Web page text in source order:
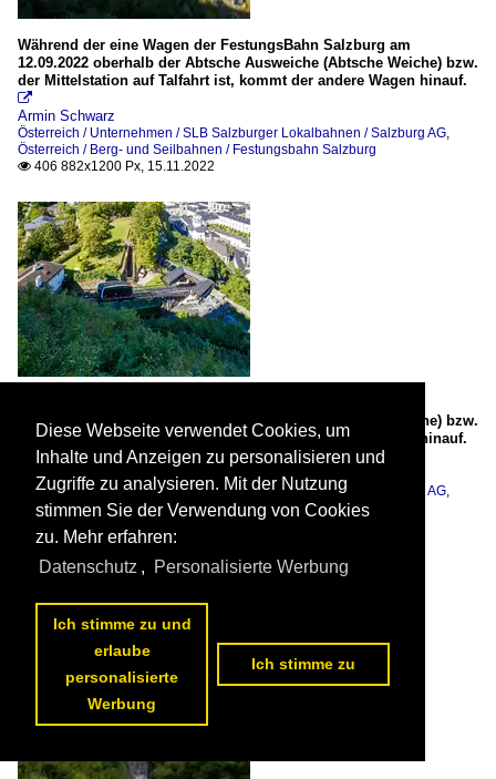
Während der eine Wagen der FestungsBahn Salzburg am
12.09.2022 oberhalb der Abtsche Ausweiche (Abtsche Weiche) bzw.
der Mittelstation auf Talfahrt ist, kommt der andere Wagen hinauf.

Armin Schwarz
Österreich / Unternehmen / SLB Salzburger Lokalbahnen / Salzburg AG,
Österreich / Berg- und Seilbahnen / Festungsbahn Salzburg
 406 882x1200 Px, 15.11.2022
12.09.2022 oberhalb der Abtsche Ausweiche (Abtsche Weiche) bzw.
der Mittelstation auf Talfahrt ist, kommt der andere Wagen hinauf.
Armin Schwarz
Österreich / Unternehmen / SLB Salzburger Lokalbahnen / Salzburg AG,
Österreich / Berg- und Seilbahnen / Festungsbahn Salzburg
Diese Webseite verwendet Cookies, um
Inhalte und Anzeigen zu personalisieren und
Zugriffe zu analysieren. Mit der Nutzung
stimmen Sie der Verwendung von Cookies
zu. Mehr erfahren:
Datenschutz , Personalisierte Werbung
Ich stimme zu und
erlaube
personalisierte
Werbung
Ich stimme zu